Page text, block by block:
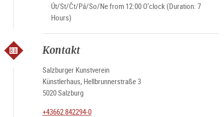
Út/St/Čt/Pá/So/Ne from 12:00 O'clock (Duration: 7
Hours)
Kontakt
Salzburger Kunstverein
Künstlerhaus, Hellbrunnerstraße 3
5020 Salzburg
+43662 842294-0